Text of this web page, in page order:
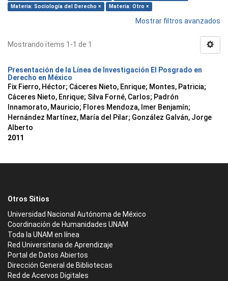
Materia: Sociología del Derecho ×
Materia: Otro ×
Mostrar filtros avanzados
Mostrando ítems 1-1 de 1
Presentación de la Línea de Investigación El Posgrado en
Derecho en México
Fix Fierro, Héctor; Cáceres Nieto, Enrique; Montes, Patricia;
Cáceres Nieto, Enrique; Silva Forné, Carlos; Padrón
Innamorato, Mauricio; Flores Mendoza, Imer Benjamín;
Hernández Martínez, María del Pilar; González Galván, Jorge
Alberto
2011
Otros Sitios
Universidad Nacional Autónoma de México
Coordinación de Humanidades UNAM
Toda la UNAM en línea
Red Universitaria de Aprendizaje
Portal de Datos Abiertos
Dirección General de Bibliotecas
Red de Acervos Digitales